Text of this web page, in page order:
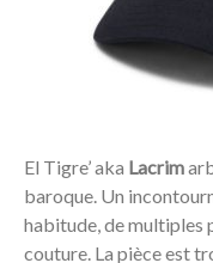
El Tigre’ aka Lacrim
baroque. Un
habitude, de multiples
couture. La pièce est